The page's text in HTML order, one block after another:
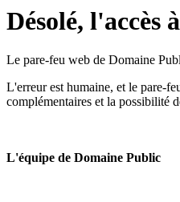
Désolé, l'accès
Le pare-feu web de Domaine
L'erreur est humaine, et le pare-
complémentaires et la possibilité
L'équipe de Domaine Public